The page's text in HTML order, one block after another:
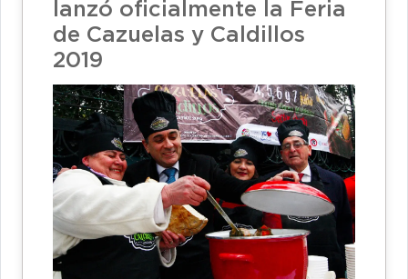
lanzó oficialmente la Feria
de Cazuelas y Caldillos
2019